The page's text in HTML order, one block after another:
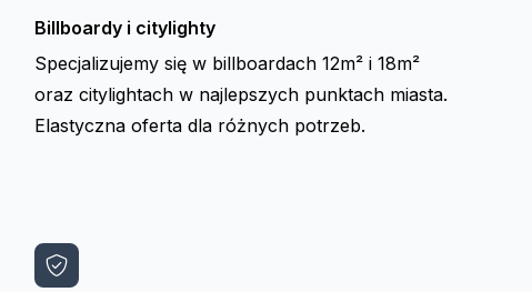
Billboardy i citylighty
Specjalizujemy się w billboardach 12m² i 18m²
oraz citylightach w najlepszych punktach miasta.
Elastyczna oferta dla różnych potrzeb.